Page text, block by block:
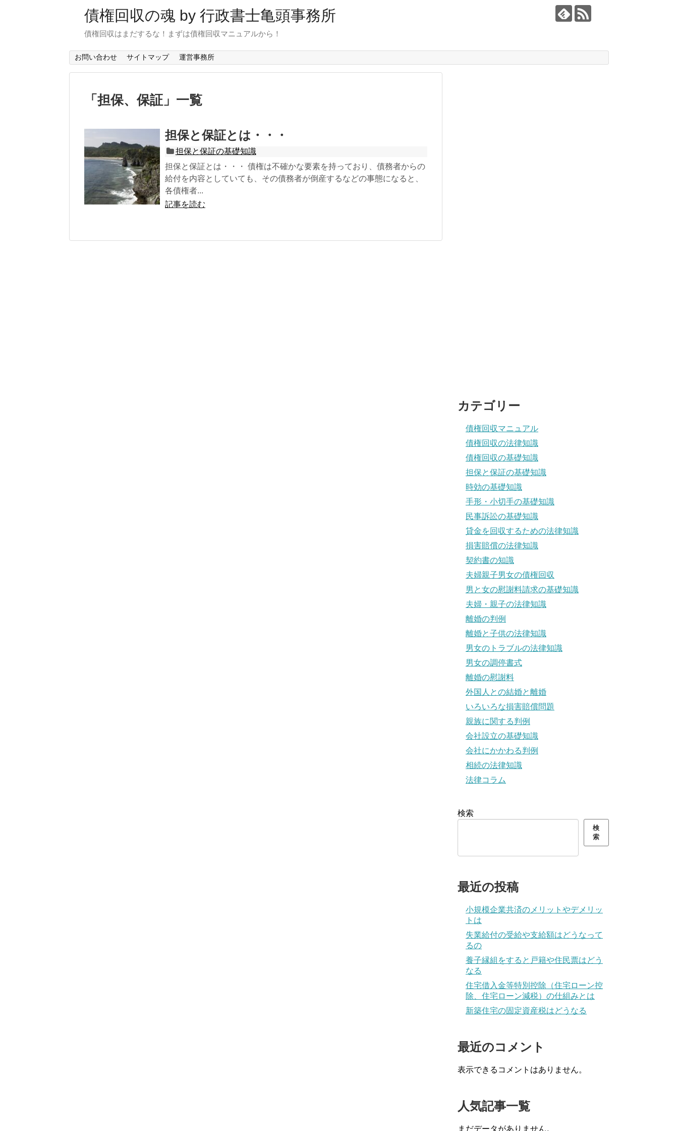
債権回収の魂 by 行政書士亀頭事務所
債権回収はまだするな！まずは債権回収マニュアルから！
お問い合わせ サイトマップ 運営事務所
「 担保、保証 」 一覧
担保と保証とは・・・
担保と保証の基礎知識
担保と保証とは・・・ 債権は不確かな要素を持っており、債務者からの
給付を内容としていても、その債務者が倒産するなどの事態になると、
各債権者...
記事を読む
カテゴリー
債権回収マニュアル
債権回収の法律知識
債権回収の基礎知識
担保と保証の基礎知識
時効の基礎知識
手形・小切手の基礎知識
民事訴訟の基礎知識
貸金を回収するための法律知識
損害賠償の法律知識
契約書の知識
夫婦親子男女の債権回収
男と女の慰謝料請求の基礎知識
夫婦・親子の法律知識
離婚の判例
離婚と子供の法律知識
男女のトラブルの法律知識
男女の調停書式
離婚の慰謝料
外国人との結婚と離婚
いろいろな損害賠償問題
親族に関する判例
会社設立の基礎知識
会社にかかわる判例
相続の法律知識
法律コラム
検索
検
索
最近の投稿
小規模企業共済のメリットやデメリッ
トは
失業給付の受給や支給額はどうなって
るの
養子縁組をすると戸籍や住民票はどう
なる
住宅借入金等特別控除（住宅ローン控
除、住宅ローン減税）の仕組みとは
新築住宅の固定資産税はどうなる
最近のコメント
表示できるコメントはありません。
人気記事一覧
まだデータがありません。